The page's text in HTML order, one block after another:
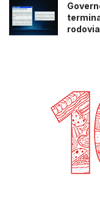
sobre o cenário do
sua rede de
financiamento,
temáticas sociais.
destaque